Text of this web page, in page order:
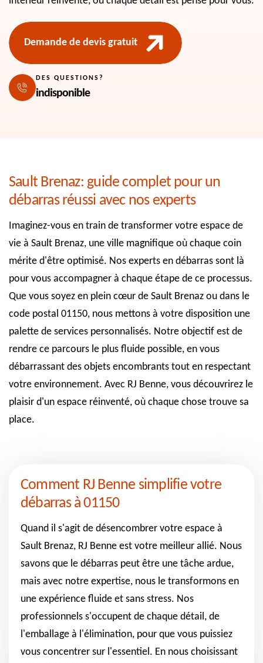
Demande de devis gratuit
DES QUESTIONS?
indisponible
Sault Brenaz: guide complet pour un
débarras réussi avec nos experts
Imaginez-vous en train de transformer votre espace de
vie à Sault Brenaz, une ville magnifique où chaque coin
mérite d'être optimisé. Nos experts en débarras sont là
pour vous accompagner à chaque étape de ce processus.
Que vous soyez en plein cœur de Sault Brenaz ou dans le
code postal 01150, nous mettons à votre disposition une
palette de services personnalisés. Notre objectif est de
rendre ce parcours le plus fluide possible, en vous
débarrassant des objets encombrants tout en respectant
votre environnement. Avec RJ Benne, vous découvrirez le
plaisir d'un espace réinventé, où chaque chose trouve sa
place.
Comment RJ Benne simplifie votre
débarras à 01150
Quand il s'agit de désencombrer votre espace à
Sault Brenaz, RJ Benne est votre meilleur allié. Nous
savons que le débarras peut être une tâche ardue,
mais avec notre expertise, nous le transformons en
une expérience fluide et sans stress. Nos
professionnels s'occupent de chaque détail, de
l'emballage à l'élimination, pour que vous puissiez
vous concentrer sur l'essentiel. En nous choisissant